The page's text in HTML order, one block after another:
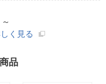
く見る
品